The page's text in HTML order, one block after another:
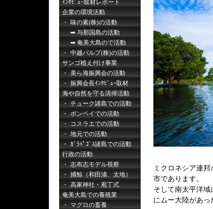
ミクロネシア連
市であります。
そして南太平洋
にムー大陸があっ
企業の環境活動
味の素(株)の活動
与那国島の活動
奄美大島ので活動
中越パルプ(株)の活動
サンゴ植え付け事業
美ら海振興会の活動
振興会長ｲﾝﾀﾋﾞｭｰ取材
海や自然を守る清掃活動
チューク諸島での活動
ポンペイでの活動
コスラエでの活動
地元での活動
ｶﾞﾗﾊﾟｺﾞｽ諸島での活動
行政の活動
志布志モデル視察
捕鯨（和田浦、太地）
高家神社・庖丁式
奄美大島での養殖業
マグロの畜養